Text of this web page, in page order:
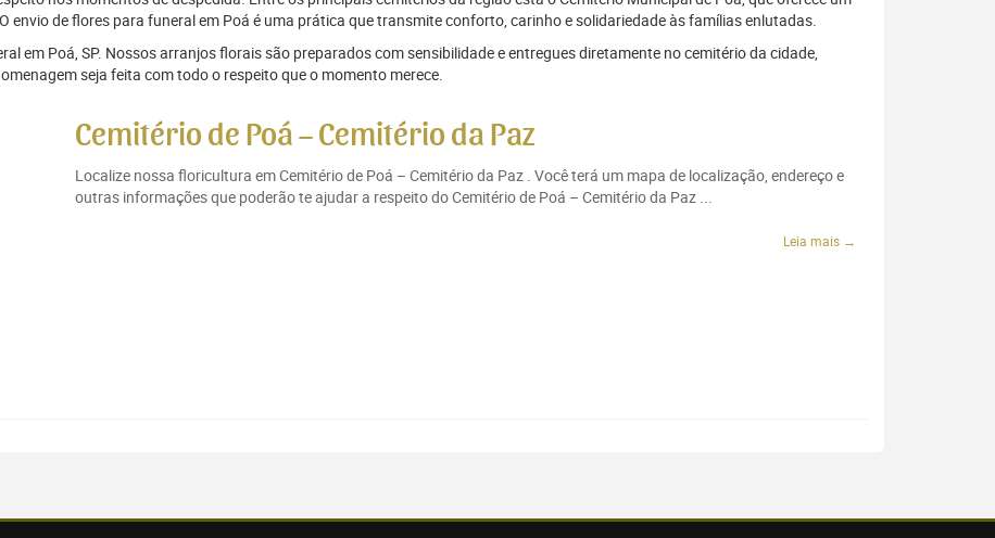
envio de flores para funeral em Poá é uma prática que transmite conforto, carinho e solidariedade às famílias enlutadas.
em Poá, SP. Nossos arranjos florais são preparados com sensibilidade e entregues diretamente no cemitério da cidade,
seja feita com todo o respeito que o momento merece.
Cemitério de Poá – Cemitério da Paz
Localize nossa floricultura em Cemitério de Poá – Cemitério da Paz . Você terá um mapa de localização, endereço e
outras informações que poderão te ajudar a respeito do Cemitério de Poá – Cemitério da Paz ...
Leia mais →